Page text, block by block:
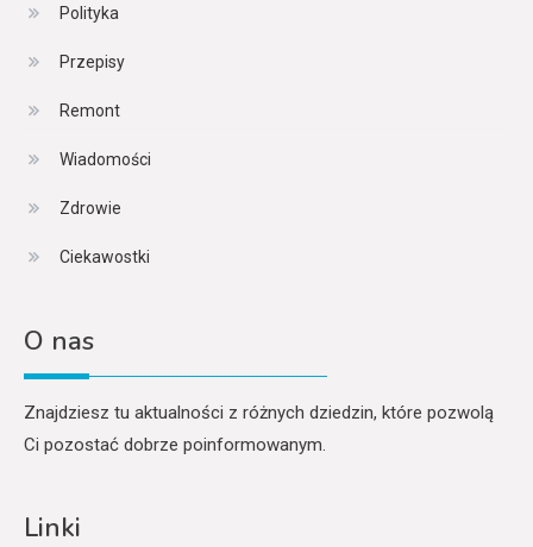
Polityka
Przepisy
Remont
Wiadomości
Zdrowie
Ciekawostki
O nas
Znajdziesz tu aktualności z różnych dziedzin, które pozwolą
Ci pozostać dobrze poinformowanym.
Linki